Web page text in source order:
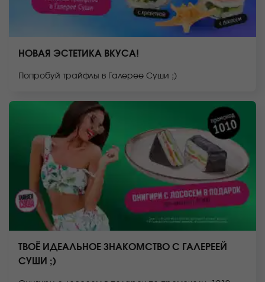
НОВАЯ ЭСТЕТИКА ВКУСА!
Попробуй трайфлы в Галерее Суши ;)
ТВОЁ ИДЕАЛЬНОЕ ЗНАКОМСТВО С ГАЛЕРЕЕЙ
СУШИ ;)